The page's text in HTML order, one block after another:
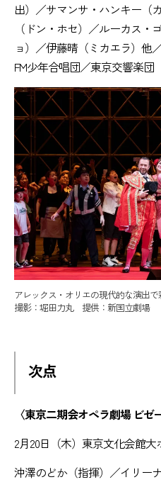
出）／サマンサ・ハンキー（
（ドン・ホセ）／ルーカス・
ョ）／伊藤晴（ミカエラ）他
FM少年合唱団／東京交響楽団
アレックス・オリエの現代的な演出
撮影：堀田力丸 提供：新国立劇場
次点
〈東京二期会オペラ劇場 ビゼ
2月20日（木）東京文化会館大
沖澤のどか（指揮）／イリー